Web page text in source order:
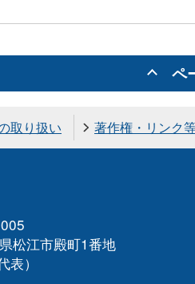
ペ
取り扱い 著作権・リンク
松江市殿町1番地
）